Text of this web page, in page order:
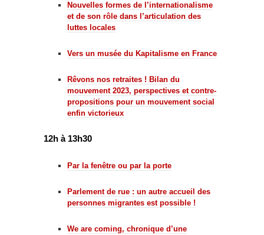
Nouvelles formes de l’internationalisme
et de son rôle dans l’articulation des
luttes locales
Vers un musée du Kapitalisme en France
Rêvons nos retraites ! Bilan du
mouvement 2023, perspectives et contre-
propositions pour un mouvement social
enfin victorieux
12h à 13h30
Par la fenêtre ou par la porte
Parlement de rue : un autre accueil des
personnes migrantes est possible !
We are coming, chronique d’une